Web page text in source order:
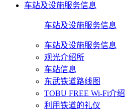
车站及设施服务信息
车站及设施服务信息
车站及设施服务信息
观光介绍所
车站信息
东武铁道路线图
TOBU FREE Wi-Fi介绍
利用铁道的礼仪